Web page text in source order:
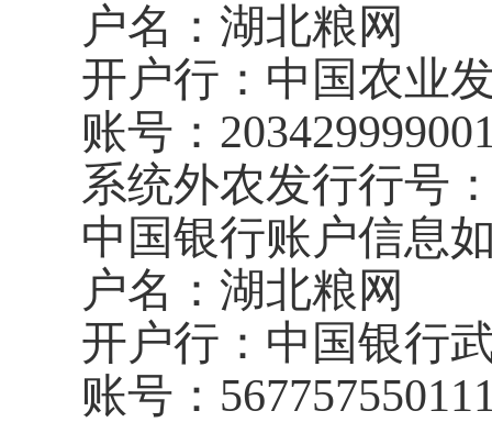
户名：湖北粮网
开户行：中国农业
账号：
系统外农发行行号
中国银行账户信息
户名：湖北粮网
开户行：中国银行
账号：